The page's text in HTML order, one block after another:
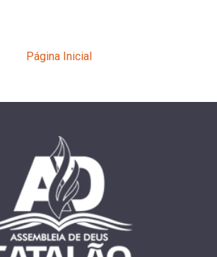
Página Inicial